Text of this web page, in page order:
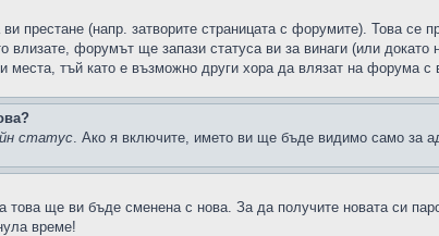
ви престане (напр. затворите страницата с форумите). Това
влизате, форумът ще запази статуса ви за винаги (или
места, тъй като е възможно други хора да влязат на форума с
статус. Ако я включите, името ви ще бъде видимо само за
ще ви бъде сменена с нова. За да получите новата си
време!